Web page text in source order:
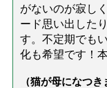
がないのが寂し
ード思い出した
す。不定期でも
化も希望です！
（猫が母になつ